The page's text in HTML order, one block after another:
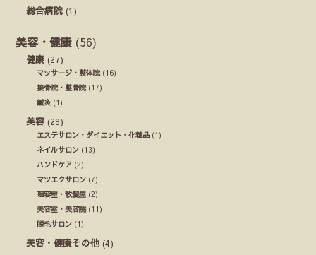
総合病院 (1)
美容・健康 (56)
健康 (27)
マッサージ・整体院(16)
接骨院・整骨院(17)
鍼灸(1)
美容 (29)
エステサロン・ダイエット・化粧品 (1)
ネイルサロン (13)
ハンドケア (2)
マツエクサロン (7)
理容室・散髪屋 (2)
美容室・美容院(11)
脱毛サロン (1)
美容・健康その他 (4)